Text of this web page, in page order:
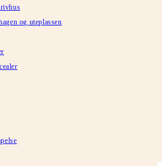
og uteplassen